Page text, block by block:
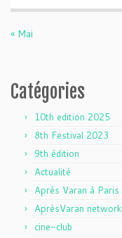
« Mai
Catégories
10th edition 2025
8th Festival 2023
9th édition
Actualité
Après Varan à Paris
AprèsVaran network
cine-club